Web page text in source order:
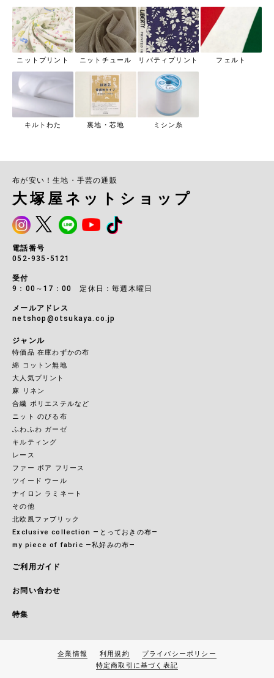
ニットプリント ニットチュール リバティプリント フェルト
キルトわた 裏地・芯地 ミシン糸
布が安い！生地・手芸の通販
大塚屋ネットショップ
電話番号
052-935-5121
受付
9：00～17：00 定休日：毎週木曜日
メールアドレス
netshop@otsukaya.co.jp
ジャンル
特価品 在庫わずかの布
綿 コットン無地
大人気プリント
麻 リネン
合繊 ポリエステルなど
ニット のびる布
ふわふわ ガーゼ
キルティング
レース
ファー ボア フリース
ツイード ウール
ナイロン ラミネート
その他
北欧風ファブリック
Exclusive collection ―とっておきの布―
my piece of fabric ―私好みの布―
ご利用ガイド
お問い合わせ
特集
企業情報 利用規約
プライバシーポリシー
特定商取引に基づく表記